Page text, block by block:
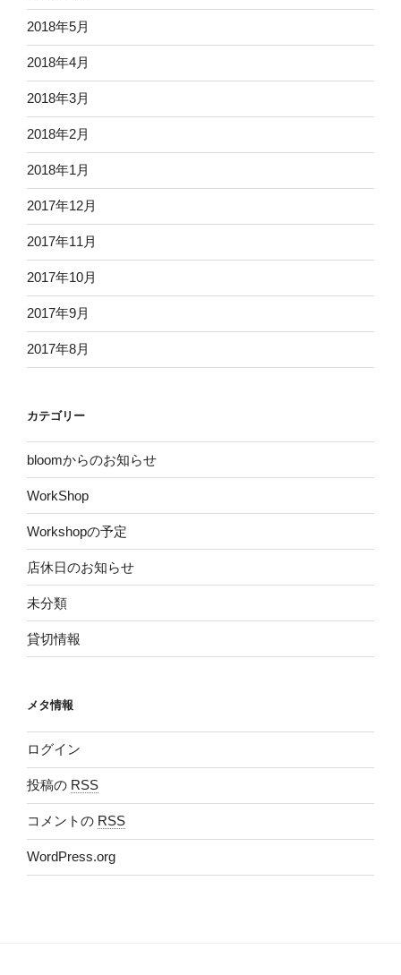
2018年5月
2018年4月
2018年3月
2018年2月
2018年1月
2017年12月
2017年11月
2017年10月
2017年9月
2017年8月
カテゴリー
bloomからのお知らせ
WorkShop
Workshopの予定
店休日のお知らせ
未分類
貸切情報
メタ情報
ログイン
投稿の RSS
コメントの RSS
WordPress.org